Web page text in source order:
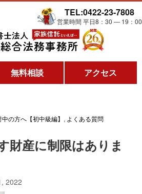
TEL:0422-23-7808
営業時間 平日8：30 ― 19：00
無料相談 アクセス
の方へ【初中級編】 , よくある質問
財産に制限はありま
2022